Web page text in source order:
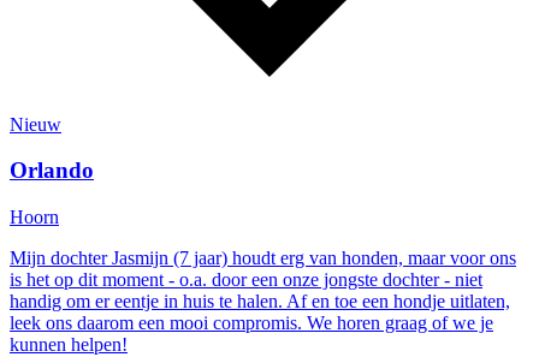
Nieuw
Orlando
Hoorn
Mijn dochter Jasmijn (7 jaar) houdt erg van honden, maar voor ons
is het op dit moment - o.a. door een onze jongste dochter - niet
handig om er eentje in huis te halen. Af en toe een hondje uitlaten,
leek ons daarom een mooi compromis. We horen graag of we je
kunnen helpen!